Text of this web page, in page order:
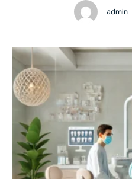
fonksiyonel hem de
sahiptir. Günümüzde
tedavilerle sağlıklı bir
Alanya dişçi
admin